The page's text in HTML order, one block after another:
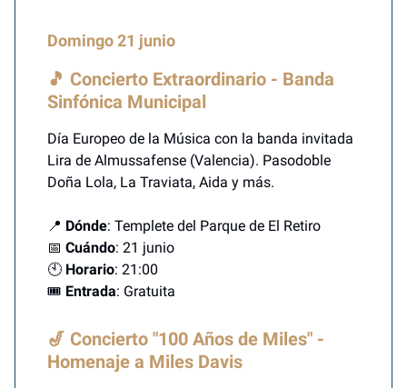
Domingo 21 junio
🎵 Concierto Extraordinario - Banda
Sinfónica Municipal
Día Europeo de la Música con la banda invitada
Lira de Almussafense (Valencia). Pasodoble
Doña Lola, La Traviata, Aida y más.
📍 Dónde: Templete del Parque de El Retiro
📅 Cuándo: 21 junio
🕙 Horario: 21:00
🎟️ Entrada: Gratuita
🎷 Concierto "100 Años de Miles" -
Homenaje a Miles Davis